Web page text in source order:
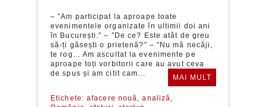
– ”Am participat la aproape toate
evenimentele organizate în ultimii doi ani
în București.” – ”De ce? Este atât de greu
să-ți găsești o prietenă?” – ”Nu mă necăji,
te rog… Am ascultat la evenimente pe
aproape toți vorbitorii care au avut ceva
de spus și am citit cam...
MAI MULT
Etichete: afacere nouă,
analiză,